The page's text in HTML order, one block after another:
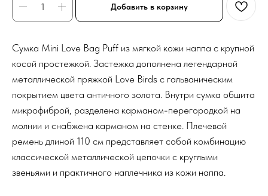
Добавить в корзину
Сумка Mini Love Bag Puff из мягкой кожи наппа с крупной
косой простежкой. Застежка дополнена легендарной
металлической пряжкой Love Birds с гальваническим
покрытием цвета античного золота. Внутри сумка обшита
микрофиброй, разделена карманом-перегородкой на
молнии и снабжена карманом на стенке. Плечевой
ремень длиной 110 см представляет собой комбинацию
классической металлической цепочки с круглыми
звеньями и практичного наплечника из кожи наппа.